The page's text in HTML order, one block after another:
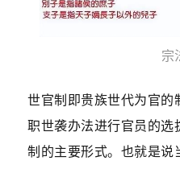
宗
世官制即贵族世代为官的
职世袭办法进行官员的选
制的主要形式。也就是说